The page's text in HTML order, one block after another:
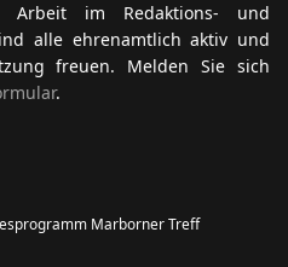
im Redaktions- und
alle ehrenamtlich aktiv und
freuen. Melden Sie sich
.
Marborner Treff